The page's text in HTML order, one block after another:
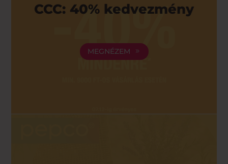
CCC: 40% kedvezmény
MEGNÉZEM